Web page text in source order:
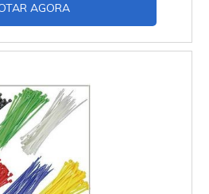
poder ser tanto analógico
industriais, por
analógico e....
AGORA